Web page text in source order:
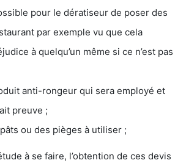
pour le dératiseur de poser des
par exemple vu que cela
à quelqu’un même si ce n’est pas
anti-rongeur qui sera employé et
preuve ;
ou des pièges à utiliser ;
à se faire, l’obtention de ces devis